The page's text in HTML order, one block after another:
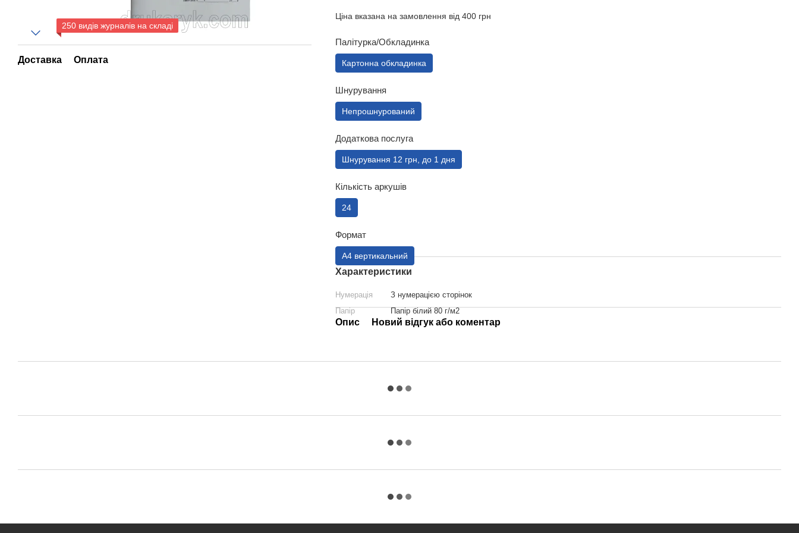
250 видів журналів на складі
Доставка Оплата
Ціна вказана на замовлення від 400 грн
Палітурка/Обкладинка
Картонна обкладинка
Шнурування
Непрошнурований
Додаткова послуга
Шнурування 12 грн, до 1 дня
Кількість аркушів
24
Формат
А4 вертикальний
Характеристики
Нумерація
З нумерацією сторінок
Папір
Папір білий 80 г/м2
Опис Новий відгук або коментар